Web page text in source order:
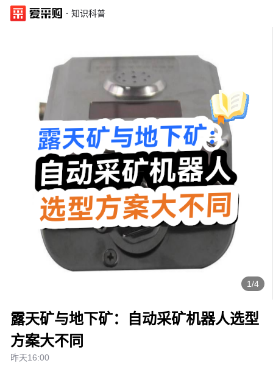
· 知识科普
1/4
露天矿与地下矿：自动采矿机器人选型
方案大不同
昨天16:00